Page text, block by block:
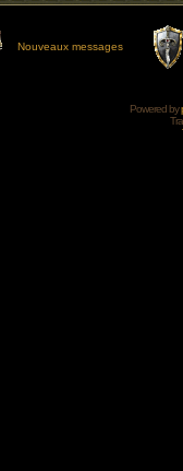
Nouveaux messages
Powered by